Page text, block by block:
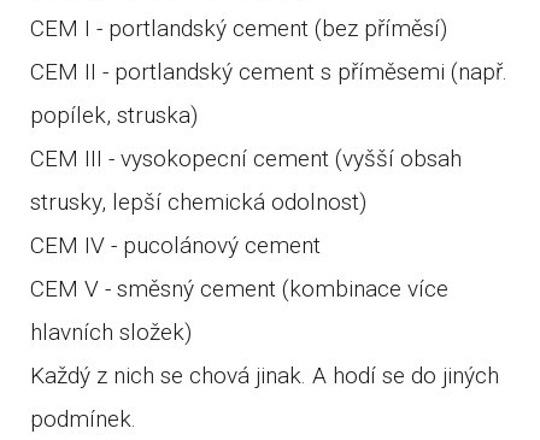
CEM I - portlandský cement (bez příměsí)
CEM II - portlandský cement s příměsemi (např.
popílek, struska)
CEM III - vysokopecní cement (vyšší obsah
strusky, lepší chemická odolnost)
CEM IV - pucolánový cement
CEM V - směsný cement (kombinace více
hlavních složek)
Každý z nich se chová jinak. A hodí se do jiných
podmínek.